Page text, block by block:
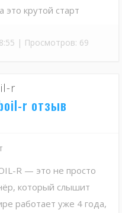
это крутой старт
| Просмотров: 69
r
r отзыв
R — это не просто
который слышит
работает уже 4 года,